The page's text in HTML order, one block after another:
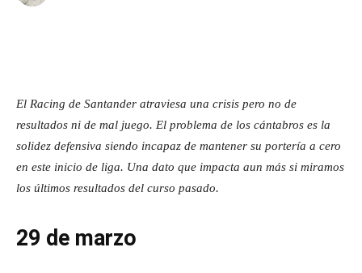
El Racing de Santander atraviesa una crisis pero no de
resultados ni de mal juego. El problema de los cántabros es la
solidez defensiva siendo incapaz de mantener su portería a cero
en este inicio de liga. Una dato que impacta aun más si miramos
los últimos resultados del curso pasado.
29 de marzo